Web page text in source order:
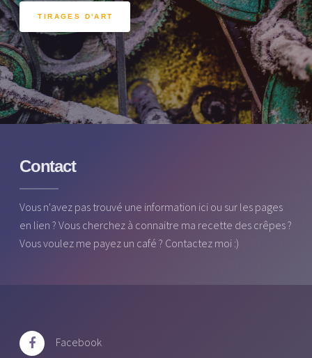
TIRAGES D'ART
Contact
Vous n'avez pas trouvé une information ici ou sur les pages
en lien ? Vous cherchez à connaitre ma recette des crêpes ?
Vous voulez me payez un café ? Contactez moi :)
Facebook